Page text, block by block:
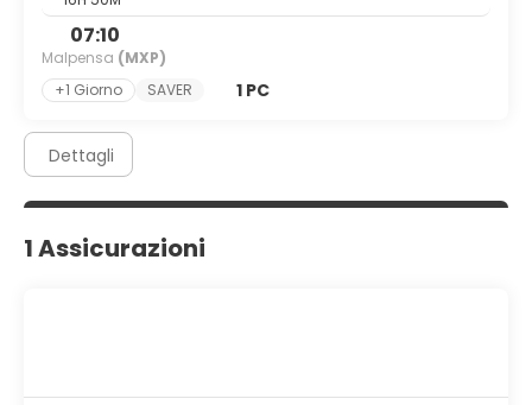
07:10
Malpensa (MXP)
+1 Giorno
SAVER 1 PC
Dettagli
1 Assicurazioni